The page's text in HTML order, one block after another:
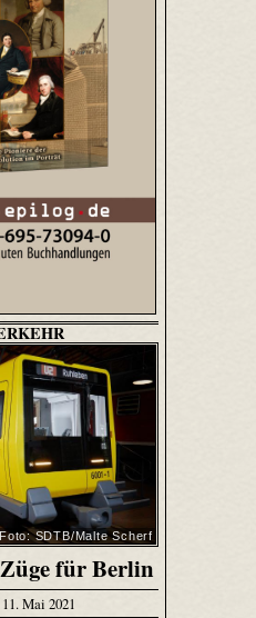
Foto: SDTB/Malte Scherf
für Berlin
Mai 2021